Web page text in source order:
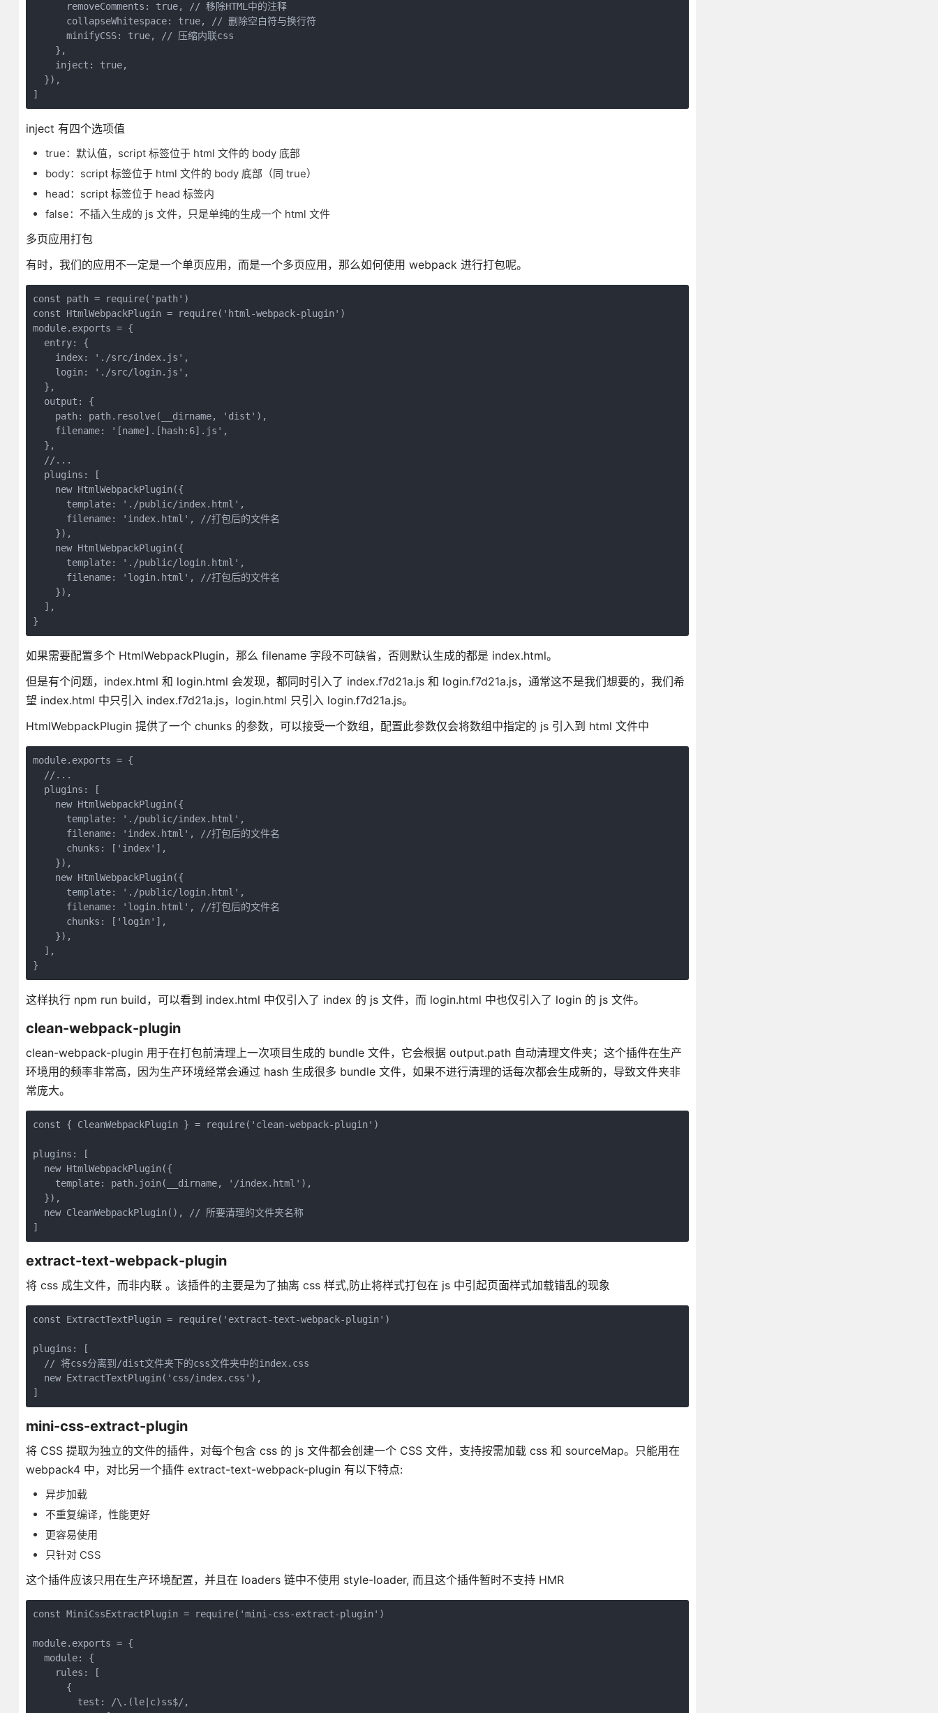
      removeComments: true, // 移除HTML中的注释
      collapseWhitespace: true, // 删除空白符与换行符
      minifyCSS: true, // 压缩内联css
    },
    inject: true,
  }),
inject 有四个选项值
true：默认值，script 标签位于 html 文件的 body 底部
body：script 标签位于 html 文件的 body 底部（同 true）
head：script 标签位于 head 标签内
false：不插入生成的 js 文件，只是单纯的生成一个 html 文件
多页应用打包
有时，我们的应用不一定是一个单页应用，而是一个多页应用，那么如何使用 webpack 进行打包呢。
const path = require('path')
const HtmlWebpackPlugin = require('html-webpack-plugin')
module.exports = {
  entry: {
    index: './src/index.js',
    login: './src/login.js',
  },
  output: {
    path: path.resolve(__dirname, 'dist'),
    filename: '[name].[hash:6].js',
  },
  //...
  plugins: [
    new HtmlWebpackPlugin({
      template: './public/index.html',
      filename: 'index.html', //打包后的文件名
    }),
    new HtmlWebpackPlugin({
      template: './public/login.html',
      filename: 'login.html', //打包后的文件名
    }),
  ],
如果需要配置多个 HtmlWebpackPlugin，那么 filename 字段不可缺省，否则默认生成的都是 index.html。
但是有个问题，index.html 和 login.html 会发现，都同时引入了 index.f7d21a.js 和 login.f7d21a.js，通常这不是我们想要的，我们希
望 index.html 中只引入 index.f7d21a.js，login.html 只引入 login.f7d21a.js。
HtmlWebpackPlugin 提供了一个 chunks 的参数，可以接受一个数组，配置此参数仅会将数组中指定的 js 引入到 html 文件中
module.exports = {
  //...
  plugins: [
    new HtmlWebpackPlugin({
      template: './public/index.html',
      filename: 'index.html', //打包后的文件名
      chunks: ['index'],
    }),
    new HtmlWebpackPlugin({
      template: './public/login.html',
      filename: 'login.html', //打包后的文件名
      chunks: ['login'],
    }),
  ],
这样执行 npm run build，可以看到 index.html 中仅引入了 index 的 js 文件，而 login.html 中也仅引入了 login 的 js 文件。
clean-webpack-plugin
clean-webpack-plugin 用于在打包前清理上一次项目生成的 bundle 文件，它会根据 output.path 自动清理文件夹；这个插件在生产
环境用的频率非常高，因为生产环境经常会通过 hash 生成很多 bundle 文件，如果不进行清理的话每次都会生成新的，导致文件夹非
常庞大。
const { CleanWebpackPlugin } = require('clean-webpack-plugin')
plugins: [
  new HtmlWebpackPlugin({
    template: path.join(__dirname, '/index.html'),
  }),
  new CleanWebpackPlugin(), // 所要清理的文件夹名称
extract-text-webpack-plugin
将 css 成生文件，而非内联 。该插件的主要是为了抽离 css 样式,防止将样式打包在 js 中引起页面样式加载错乱的现象
const ExtractTextPlugin = require('extract-text-webpack-plugin')
plugins: [
  // 将css分离到/dist文件夹下的css文件夹中的index.css
  new ExtractTextPlugin('css/index.css'),
mini-css-extract-plugin
将 CSS 提取为独立的文件的插件，对每个包含 css 的 js 文件都会创建一个 CSS 文件，支持按需加载 css 和 sourceMap。只能用在
webpack4 中，对比另一个插件 extract-text-webpack-plugin 有以下特点:
异步加载
不重复编译，性能更好
更容易使用
只针对 CSS
这个插件应该只用在生产环境配置，并且在 loaders 链中不使用 style-loader, 而且这个插件暂时不支持 HMR
const MiniCssExtractPlugin = require('mini-css-extract-plugin')
module.exports = {
  module: {
    rules: [
      {
        test: /\.(le|c)ss$/,